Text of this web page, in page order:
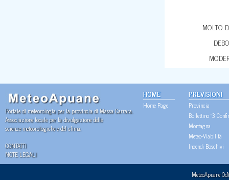
MOLTO
Portale di meteorologia per la provincia di Massa Carrara.
Associazione locale per la divulgazione delle
scienze meteorologiche e del clima.
CONTATTI
NOTE LEGALI
HOME
Home Page
PREVISIONI
Provincia
Bollettino "3
Montagna
Meteo-Viabilità
Incendi Boschivi
MeteoApuane